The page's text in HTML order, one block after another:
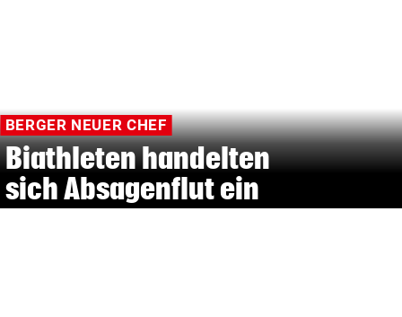
BERGER NEUER CHEF
Biathleten handelten
sich Absagenflut ein